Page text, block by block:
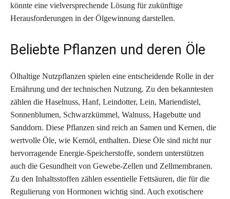
könnte eine vielversprechende Lösung für zukünftige
Herausforderungen in der Ölgewinnung darstellen.
Beliebte Pflanzen und deren Öle
Ölhaltige Nutzpflanzen spielen eine entscheidende Rolle in der
Ernährung und der technischen Nutzung. Zu den bekanntesten
zählen die Haselnuss, Hanf, Leindotter, Lein, Mariendistel,
Sonnenblumen, Schwarzkümmel, Walnuss, Hagebutte und
Sanddorn. Diese Pflanzen sind reich an Samen und Kernen, die
wertvolle Öle, wie Kernöl, enthalten. Diese Öle sind nicht nur
hervorragende Energie-Speicherstoffe, sondern unterstützen
auch die Gesundheit von Gewebe-Zellen und Zellmembranen.
Zu den Inhaltsstoffen zählen essentielle Fettsäuren, die für die
Regulierung von Hormonen wichtig sind. Auch exotischere